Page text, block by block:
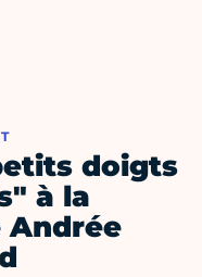
doigts
à la